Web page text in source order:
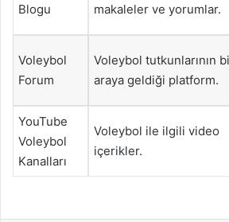
Blogu
makaleler ve yorumlar.
Voleybol
Forum
Voleybol tutkunlarının
araya geldiği platform.
YouTube
Voleybol
Kanalları
Voleybol ile ilgili video
içerikler.